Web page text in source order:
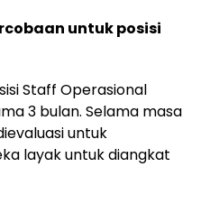
untuk posisi
Staff Operasional
3 bulan. Selama masa
untuk
layak untuk diangkat